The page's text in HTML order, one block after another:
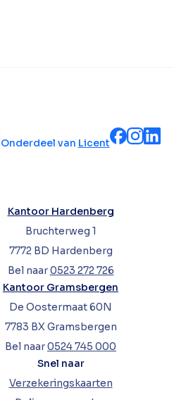
Onderdeel van Licent
Kantoor Hardenberg
Bruchterweg 1
7772 BD Hardenberg
Bel naar0523 272 726
Kantoor Gramsbergen
De Oostermaat 60N
7783 BX Gramsbergen
Bel naar0524 745 000
Snel naar
Verzekeringskaarten